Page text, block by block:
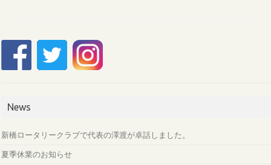
News
新橋ロータリークラブで代表の澤渡が卓話しました。
夏季休業のお知らせ